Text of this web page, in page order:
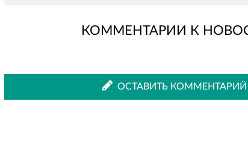
во
ВКонтакте
Одноклассниках
КОММЕНТАРИИ К
ОСТАВИТЬ КОММЕНТАРИЙ